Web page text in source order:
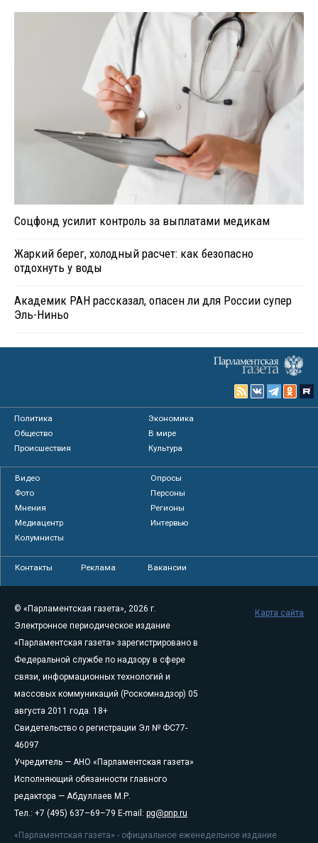
Соцфонд усилит контроль за выплатами медикам
Жаркий берег, холодный расчет: как безопасно
отдохнуть у воды
Академик РАН рассказал, опасен ли для России супер
Эль-Ниньо
Политика
Экономика
Общество
В мире
Происшествия
Культура
Видео
Опросы
Фото
Персоны
Мнения
Регионы
Медиацентр
Интервью
Колумнисты
Контакты Реклама Вакансии
© «Парламентская газета», 2026 г.
Электронное периодическое издание
«Парламентская газета» зарегистрировано в
Федеральной службе по надзору в сфере
связи, информационных технологий и
массовых коммуникаций (Роскомнадзор) 05
августа 2011 года. 18+
Свидетельство о регистрации Эл № ФС77-
46097
Учредитель — АНО «Парламентская газета»
Исполняющий обязанности главного
редактора — Абдуллаев М.Р.
Тел.: +7 (495) 637–69–79 E-mail: pg@pnp.ru
«Парламентская газета» - официальное еженедельное издание
Карта сайта